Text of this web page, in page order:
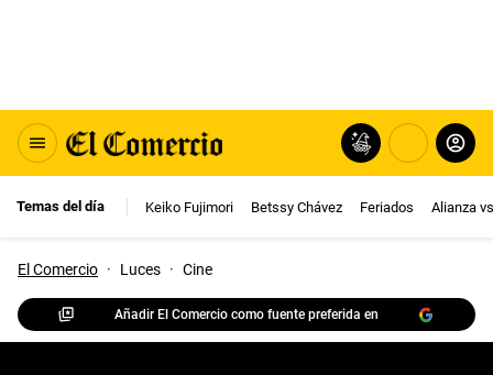
Temas del día Keiko Fujimori Betssy Chávez Feriados Alianza
El Comercio · Luces · Cine
Añadir El Comercio como fuente preferida en